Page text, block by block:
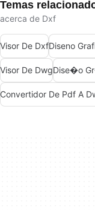
Temas
acerca de Dxf
Visor De DxfDiseno
Visor De DwgDise�o
Convertidor De Pdf A